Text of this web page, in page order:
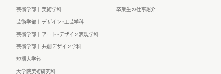
芸術学部 | 美術学科
芸術学部 | デザイン・工芸学科
芸術学部 | アート・デザイン表現学科
芸術学部 | 共創デザイン学科
短期大学部
大学院美術研究科
卒業生の仕事紹介